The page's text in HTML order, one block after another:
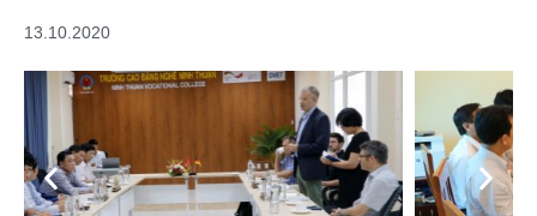
13.10.2020
Previous Next